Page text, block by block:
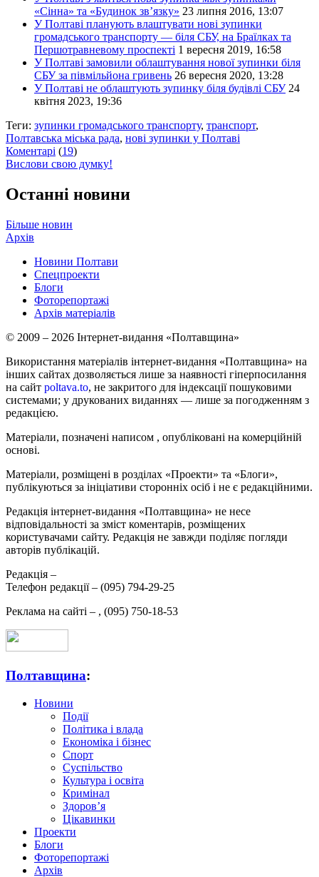
«Сінна» та «Будинок зв’язку» 23 липня 2016, 13:07
У Полтаві планують влаштувати нові зупинки
громадського транспорту — біля СБУ, на Браїлках та
Першотравневому проспекті 1 вересня 2019, 16:58
У Полтаві замовили облаштування нової зупинки біля
СБУ за півмільйона гривень 26 вересня 2020, 13:28
У Полтаві не облаштують зупинку біля будівлі СБУ 24
квітня 2023, 19:36
Теги: зупинки громадського транспорту, транспорт,
Полтавська міська рада, нові зупинки у Полтаві
Коментарі (19)
Вислови свою думку!
Останні новини
Більше новин
Архів
Новини Полтави
Спецпроекти
Блоги
Фоторепортажі
Архів матеріалів
© 2009 – 2026 Інтернет-видання «Полтавщина»
Використання матеріалів інтернет-видання «Полтавщина» на
інших сайтах дозволяється лише за наявності гіперпосилання
на сайт poltava.to, не закритого для індексації пошуковими
системами; у друкованих виданнях — лише за погодженням з
редакцією.
Матеріали, позначені написом , опубліковані на комерційній
основі.
Матеріали, розміщені в розділах «Проекти» та «Блоги»,
публікуються за ініціативи сторонніх осіб і не є редакційними.
Редакція інтернет-видання «Полтавщина» не несе
відповідальності за зміст коментарів, розміщених
користувачами сайту. Редакція не завжди поділяє погляди
авторів публікацій.
Редакція –
Телефон редакції – (095) 794-29-25
Реклама на сайті – , (095) 750-18-53
Полтавщина:
Новини
Події
Політика і влада
Економіка і бізнес
Спорт
Суспільство
Культура і освіта
Кримінал
Здоров’я
Цікавинки
Проекти
Блоги
Фоторепортажі
Архів